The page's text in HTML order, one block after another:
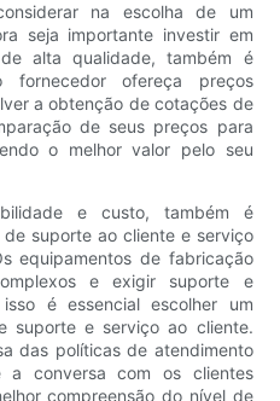
na escolha de um
seja importante investir em
alta qualidade, também é
ofereça preços
a obtenção de cotações de
de seus preços para
o melhor valor pelo seu
e custo, também é
suporte ao cliente e serviço
equipamentos de fabricação
e exigir suporte e
é essencial escolher um
suporte e serviço ao cliente.
das políticas de atendimento
conversa com os clientes
compreensão do nível de